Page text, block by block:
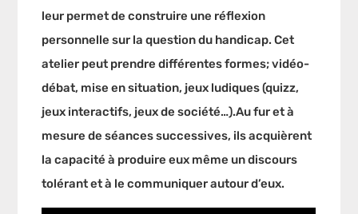
leur permet de construire une réflexion
personnelle sur la question du handicap. Cet
atelier peut prendre différentes formes; vidéo-
débat, mise en situation, jeux ludiques (quizz,
jeux interactifs, jeux de société…).Au fur et à
mesure de séances successives, ils acquièrent
la capacité à produire eux même un discours
tolérant et à le communiquer autour d’eux.